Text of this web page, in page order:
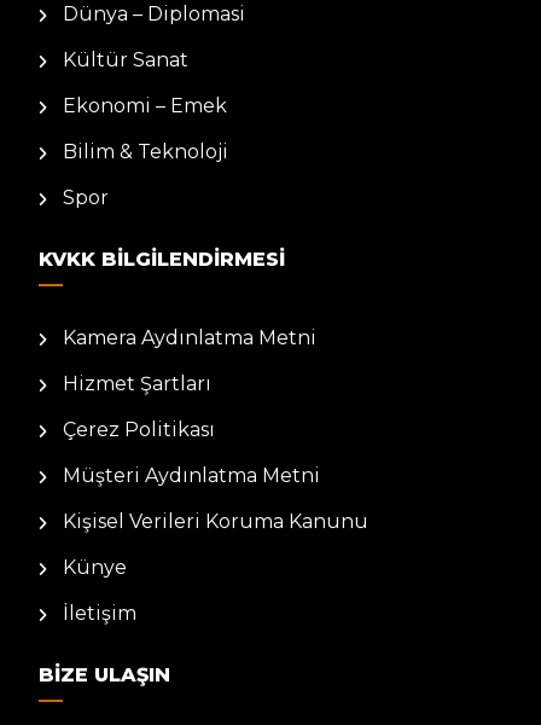
Dünya – Diplomasi
Kültür Sanat
Ekonomi – Emek
Bilim & Teknoloji
Spor
KVKK BILGILENDIRMESI
Kamera Aydınlatma Metni
Hizmet Şartları
Çerez Politikası
Müşteri Aydınlatma Metni
Kişisel Verileri Koruma Kanunu
Künye
İletişim
BIZE ULAŞIN